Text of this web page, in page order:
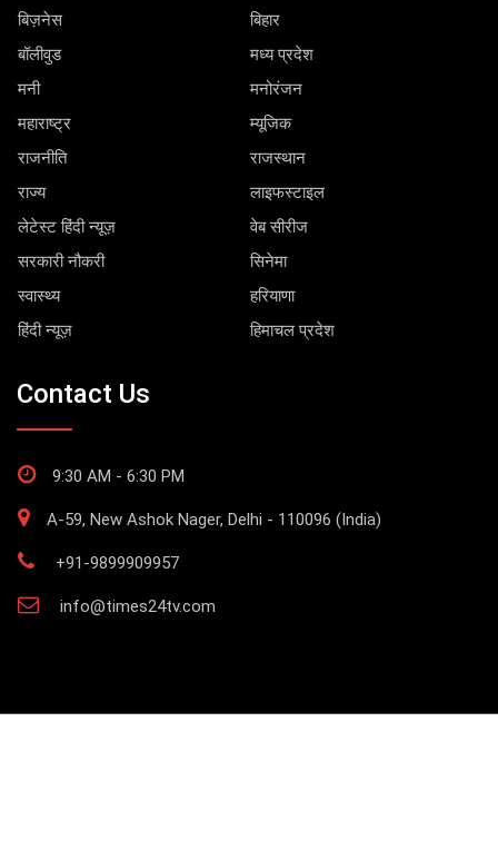
बिज़नेस
बिहार
बॉलीवुड
मध्य प्रदेश
मनी
मनोरंजन
महाराष्ट्र
म्यूजिक
राजनीति
राजस्थान
राज्य
लाइफस्टाइल
लेटेस्ट हिंदी न्यूज़
वेब सीरीज
सरकारी नौकरी
सिनेमा
स्वास्थ्य
हरियाणा
हिंदी न्यूज़
हिमाचल प्रदेश
Contact Us
9:30 AM - 6:30 PM
A-59, New Ashok Nager, Delhi - 110096 (India)
+91-9899909957
info@times24tv.com